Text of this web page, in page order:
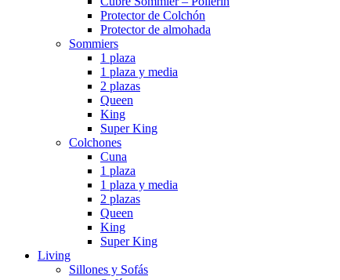
Protector de Colchón
Protector de almohada
Sommiers
1 plaza
1 plaza y media
2 plazas
Queen
King
Super King
Colchones
Cuna
1 plaza
1 plaza y media
2 plazas
Queen
King
Super King
Living
Sillones y Sofás